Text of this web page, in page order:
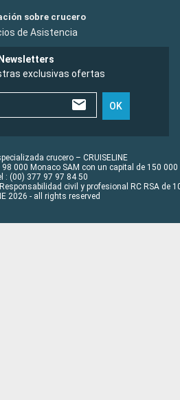
sobre crucero
de Asistencia
Newsletters
exclusivas ofertas
OK
crucero – CRUISELINE
000 Monaco SAM con un capital de 150 000
: (00) 377 97 97 84 50
civil y profesional RC RSA de
2026 - all rights reserved